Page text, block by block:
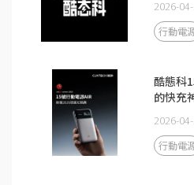
2026-
行動電
酷態科
的快充
2026-
行動電